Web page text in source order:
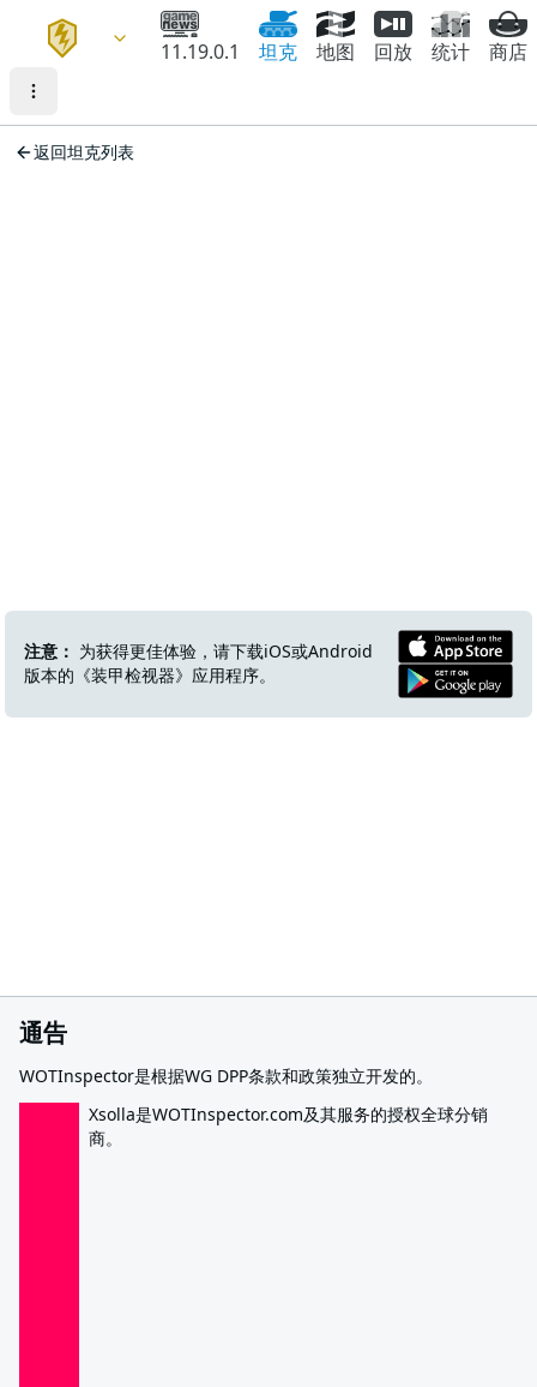
11.19.0.1 坦克 地图 回放 统计 商店
返回坦克列表
注意： 为获得更佳体验，请下载iOS或Android
版本的《装甲检视器》应用程序。
通告
WOTInspector是根据WG DPP条款和政策独立开发的。
Xsolla是WOTInspector.com及其服务的授权全球分销
商。